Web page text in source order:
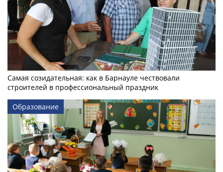
Самая созидательная: как в Барнауле чествовали
строителей в профессиональный праздник
Образование